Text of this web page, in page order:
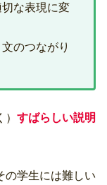
な表現に変
のつながり
すばらしい説明
の学生には難しい